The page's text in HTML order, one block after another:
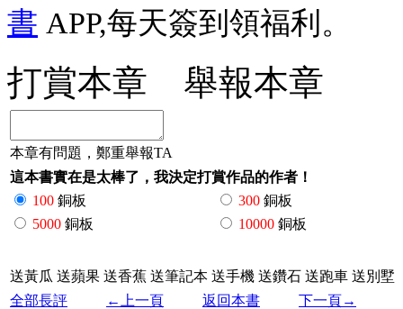
書 APP,每天簽到領福利。
打賞本章 舉報本章
本章有問題，鄭重舉報TA
這本書實在是太棒了，我決定打賞作品的作者！
100 銅板 300 銅板
5000 銅板 10000 銅板
送黃瓜 送蘋果 送香蕉 送筆記本 送手機 送鑽石 送跑車 送別墅
全部長評
←上一頁 返回本書
下一頁→